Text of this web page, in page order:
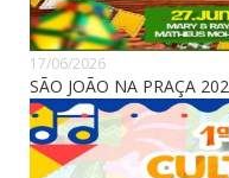
17/06/2026
SÃO JOÃO NA PRAÇA